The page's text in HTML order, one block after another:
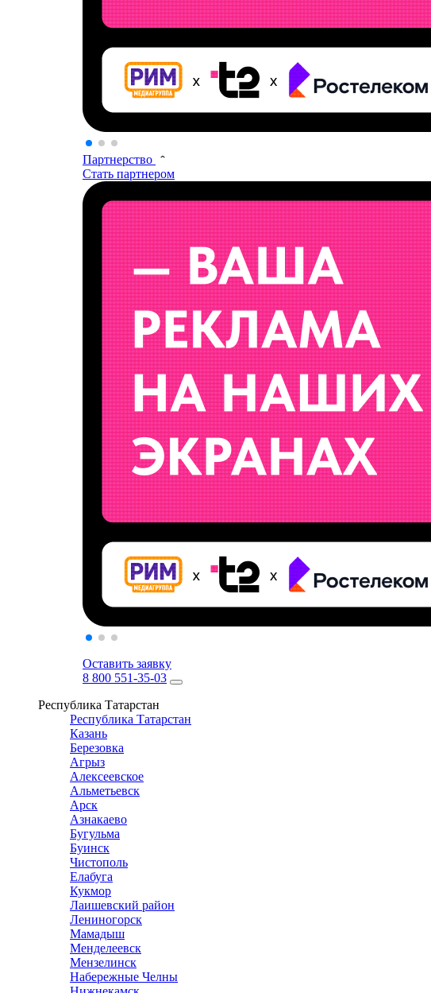
Партнерство
Стать партнером
Оставить заявку
8 800 551-35-03
Республика Татарстан
Республика Татарстан
Казань
Березовка
Агрыз
Алексеевское
Альметьевск
Арск
Азнакаево
Бугульма
Буинск
Чистополь
Елабуга
Кукмор
Лаишевский район
Лениногорск
Мамадыш
Менделеевск
Мензелинск
Набережные Челны